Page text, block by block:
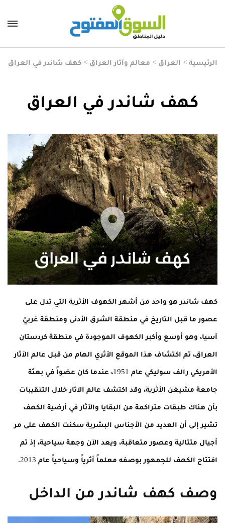
الرئيسية > العراق > معالم وآثار العراق > كهف شاندر في العراق
كهف شاندر في العراق
كهف شاندر هو واحد من أشهر الكهوف الأثرية التي تدل على
عصور ما قبل التاريخ في منطقة الشرق الأدنى ومنطقة غربيّ
آسيا، وهو أوسع وأكبر الكهوف الموجودة في منطقة كردستان
العراق، تم اكتشاف هذا الموقع الأثري الهام من قبل عالم الآثار
الأمريكي رالف سوليكي عام 1951، عندما كان عضواً في بعثة
جامعة مشيغن الأثرية، وقد اكتشف عالم الآثار خلال التنقيبات
بأن هناك طبقات متراكمة من البقايا والآثار في أرضية الكهف
تشير إلى أن العديد من الأجناس البشرية سكنت الكهف على مر
أجيال متتالية وعصور متعاقبة، ويعد الآن وجهة سياحية، إذ تم
افتتاح الكهف للجمهور بوصفه معلماً أثرياً وسياحياً عام 2013.
وصف كهف شاندر من الداخل